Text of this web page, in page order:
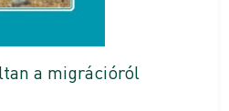
a migrációról